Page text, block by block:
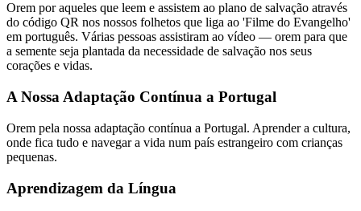
Orem por aqueles que leem e assistem ao plano de salvação através
do código QR nos nossos folhetos que liga ao 'Filme do Evangelho'
em português. Várias pessoas assistiram ao vídeo — orem para que
a semente seja plantada da necessidade de salvação nos seus
corações e vidas.
A Nossa Adaptação Contínua a Portugal
Orem pela nossa adaptação contínua a Portugal. Aprender a cultura,
onde fica tudo e navegar a vida num país estrangeiro com crianças
pequenas.
Aprendizagem da Língua